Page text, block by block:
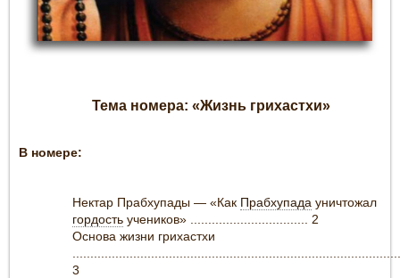
Тема номера: «Жизнь грихастхи»
В номере:
Нектар Прабхупады — «Как Прабхупада уничтожал
гордость учеников» ................................. 2
Основа жизни грихастхи
3